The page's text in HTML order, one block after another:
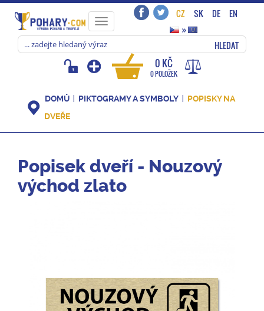
Toggle
navigation
CZ SK DE
EN
»
HLEDAT
0 KČ
0 POLOŽEK
DOMŮ PIKTOGRAMY A SYMBOLY
POPISKY NA
DVEŘE
Popisek dveří - Nouzový
východ zlato